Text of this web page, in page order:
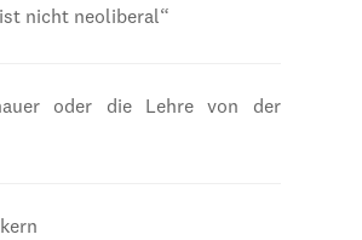
nicht neoliberal“
oder die Lehre von der